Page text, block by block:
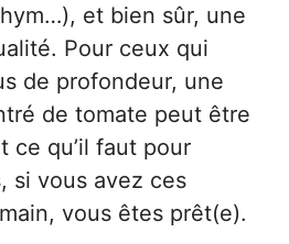
et bien sûr, une
Pour ceux qui
de profondeur, une
de tomate peut être
ce qu’il faut pour
si vous avez ces
vous êtes prêt(e).